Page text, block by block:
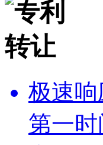
极速响
第一